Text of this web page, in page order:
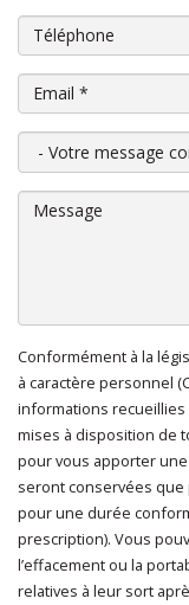
Téléphone
Email*
Votre message
Message
En cliquant sur
données à
Conformément à la
à caractère personnel
informations recueillies
mises à disposition de
pour vous apporter
seront conservées
pour une durée
prescription). Vous
l’effacement ou la
relatives à leur sort